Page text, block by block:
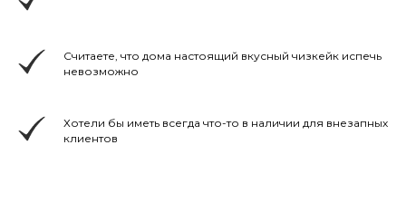
Считаете, что дома настоящий вкусный чизкейк испечь
невозможно
Хотели бы иметь всегда что-то в наличии для внезапных
клиентов